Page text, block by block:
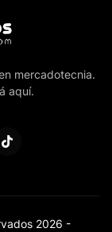
mercadotecnia.
aquí.
2026 -